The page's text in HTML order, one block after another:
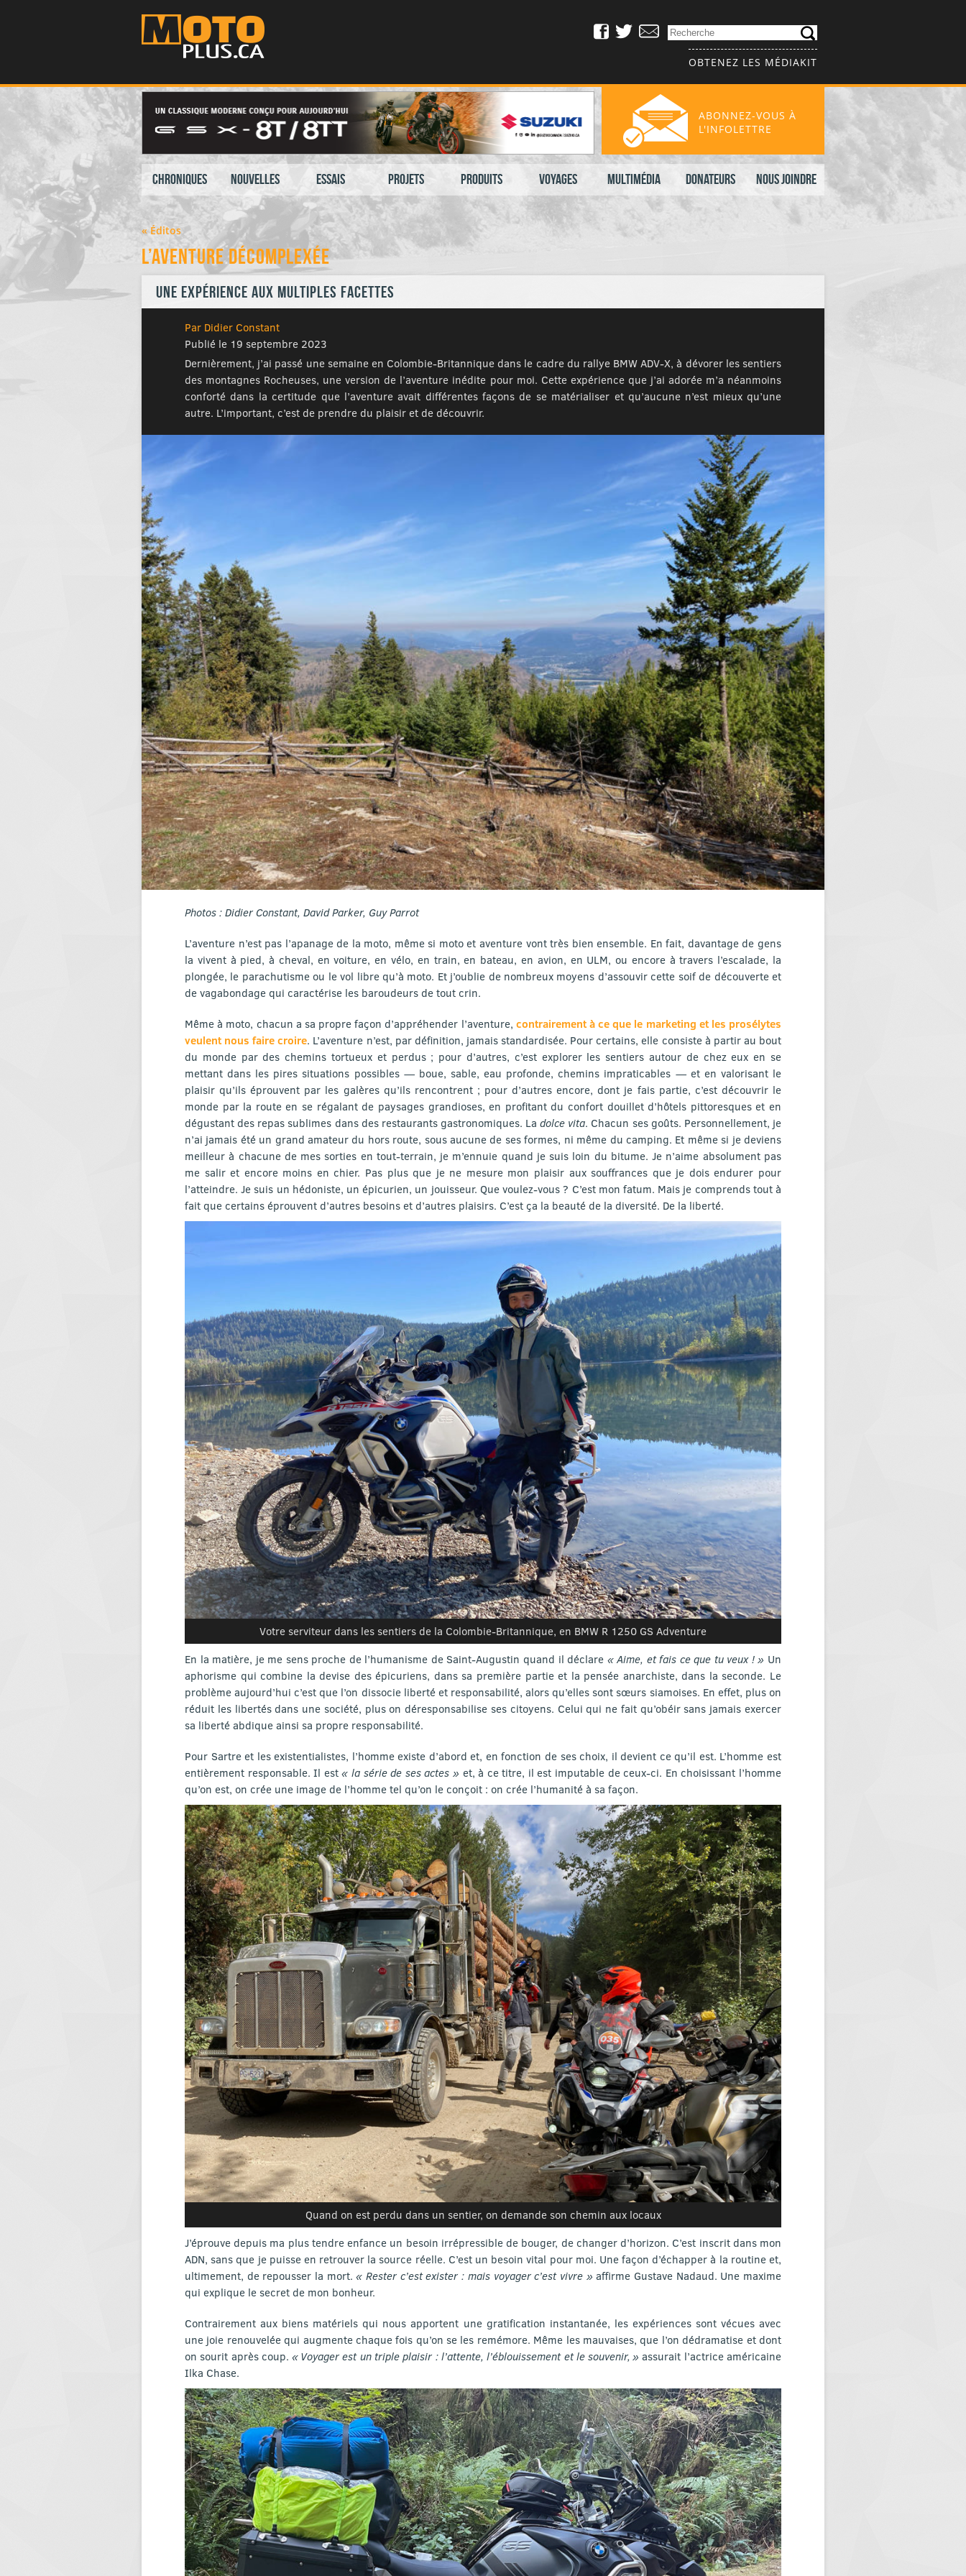
OBTENEZ LES MÉDIAKIT
Chroniques Nouvelles Essais Projets Produits Voyages Multimédia Donateurs Nous joindre
ABONNEZ-VOUS À
L'INFOLETTRE
« Éditos
L’aventure décomplexée
Une expérience aux multiples facettes
Par Didier Constant
Publié le 19 septembre 2023
Dernièrement, j’ai passé une semaine en Colombie-Britannique dans le cadre du rallye BMW ADV-X, à dévorer les sentiers
des montagnes Rocheuses, une version de l’aventure inédite pour moi. Cette expérience que j’ai adorée m’a néanmoins
conforté dans la certitude que l’aventure avait différentes façons de se matérialiser et qu’aucune n’est mieux qu’une
autre. L’important, c’est de prendre du plaisir et de découvrir.
Photos : Didier Constant, David Parker, Guy Parrot
L’aventure n’est pas l’apanage de la moto, même si moto et aventure vont très bien ensemble. En fait, davantage de gens
la vivent à pied, à cheval, en voiture, en vélo, en train, en bateau, en avion, en ULM, ou encore à travers l’escalade, la
plongée, le parachutisme ou le vol libre qu’à moto. Et j’oublie de nombreux moyens d’assouvir cette soif de découverte et
de vagabondage qui caractérise les baroudeurs de tout crin.
Même à moto, chacun a sa propre façon d’appréhender l’aventure, contrairement à ce que le marketing et les prosélytes
veulent nous faire croire. L’aventure n’est, par définition, jamais standardisée. Pour certains, elle consiste à partir au bout
du monde par des chemins tortueux et perdus ; pour d’autres, c’est explorer les sentiers autour de chez eux en se
mettant dans les pires situations possibles — boue, sable, eau profonde, chemins impraticables — et en valorisant le
plaisir qu’ils éprouvent par les galères qu’ils rencontrent ; pour d’autres encore, dont je fais partie, c’est découvrir le
monde par la route en se régalant de paysages grandioses, en profitant du confort douillet d’hôtels pittoresques et en
dégustant des repas sublimes dans des restaurants gastronomiques. Ladolce vita. Chacun ses goûts. Personnellement, je
n’ai jamais été un grand amateur du hors route, sous aucune de ses formes, ni même du camping. Et même si je deviens
meilleur à chacune de mes sorties en tout-terrain, je m’ennuie quand je suis loin du bitume. Je n’aime absolument pas
me salir et encore moins en chier. Pas plus que je ne mesure mon plaisir aux souffrances que je dois endurer pour
l’atteindre. Je suis un hédoniste, un épicurien, un jouisseur. Que voulez-vous ? C’est mon fatum. Mais je comprends tout à
fait que certains éprouvent d’autres besoins et d’autres plaisirs. C’est ça la beauté de la diversité. De la liberté.
Votre serviteur dans les sentiers de la Colombie-Britannique, en BMW R 1250 GS Adventure
En la matière, je me sens proche de l’humanisme de Saint-Augustin quand il déclare « Aime, et fais ce que tu veux ! » Un
aphorisme qui combine la devise des épicuriens, dans sa première partie et la pensée anarchiste, dans la seconde. Le
problème aujourd’hui c’est que l’on dissocie liberté et responsabilité, alors qu’elles sont sœurs siamoises. En effet, plus on
réduit les libertés dans une société, plus on déresponsabilise ses citoyens. Celui qui ne fait qu’obéir sans jamais exercer
sa liberté abdique ainsi sa propre responsabilité.
Pour Sartre et les existentialistes, l’homme existe d’abord et, en fonction de ses choix, il devient ce qu’il est. L’homme est
entièrement responsable. Il est« la série de ses actes » et, à ce titre, il est imputable de ceux-ci. En choisissant l’homme
qu’on est, on crée une image de l’homme tel qu’on le conçoit : on crée l’humanité à sa façon.
Quand on est perdu dans un sentier, on demande son chemin aux locaux
J’éprouve depuis ma plus tendre enfance un besoin irrépressible de bouger, de changer d’horizon. C’est inscrit dans mon
ADN, sans que je puisse en retrouver la source réelle. C’est un besoin vital pour moi. Une façon d’échapper à la routine et,
ultimement, de repousser la mort.« Rester c’est exister : mais voyager c’est vivre » affirme Gustave Nadaud. Une maxime
qui explique le secret de mon bonheur.
Contrairement aux biens matériels qui nous apportent une gratification instantanée, les expériences sont vécues avec
une joie renouvelée qui augmente chaque fois qu’on se les remémore. Même les mauvaises, que l’on dédramatise et dont
on sourit après coup.« Voyager est un triple plaisir : l’attente, l’éblouissement et le souvenir, » assurait l’actrice américaine
Ilka Chase.